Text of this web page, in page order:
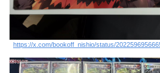
https://x.com/bookoff_nishio/status/